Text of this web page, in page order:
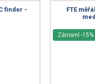
finder -
FTE
Zánovní -15%